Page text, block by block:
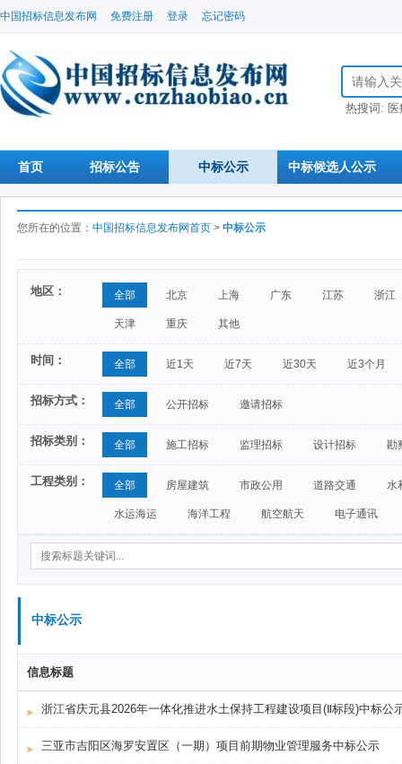
中国招标信息发布网 免费注册 登录 忘记密码
搜索招标信
热搜词:
首页 招标公告 中标公示 中标候选人公示
您所在的位置： 中国招标信息发布网首页 > 中标公示
地区： 全部 北京 上海 广东 江苏 浙江
天津 重庆 其他
时间： 全部 近1天 近7天 近30天 近3个月
招标方式： 全部 公开招标 邀请招标
招标类别： 全部 施工招标 监理招标 设计招标 勘
工程类别： 全部 房屋建筑 市政公用 道路交通 水
水运海运 海洋工程 航空航天 电子通讯
中标公示
信息标题
浙江省庆元县2026年一体化推进水土保持工程建设项目(Ⅱ标段)中标公
三亚市吉阳区海罗安置区（一期）项目前期物业管理服务中标公示